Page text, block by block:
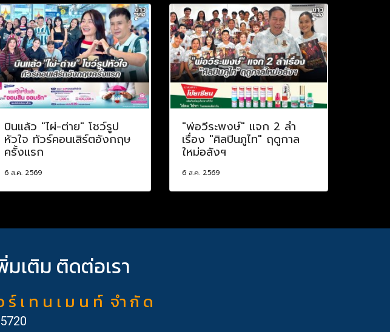
บินแล้ว "ไผ่-ต่าย" โชว์รูป
หัวใจ ทัวร์คอนเสิร์ตอังกฤษ
ครั้งแรก
6 ส.ค. 2569
"พ่อวีระพงษ์" แจก 2 ลำ
เรื่อง "ศิลปินภูไท" ฤดูกาล
ใหม่อลังฯ
6 ส.ค. 2569
มเติม ติดต่อเรา
เ ท น เ ม น ท์ จำ กั ด